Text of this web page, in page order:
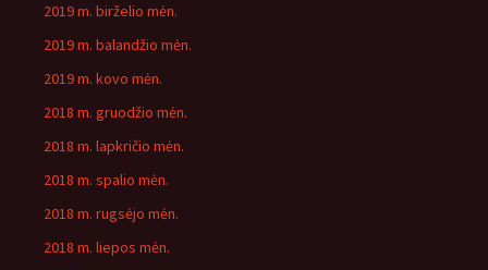
2019 m. birželio mėn.
2019 m. balandžio mėn.
2019 m. kovo mėn.
2018 m. gruodžio mėn.
2018 m. lapkričio mėn.
2018 m. spalio mėn.
2018 m. rugsėjo mėn.
2018 m. liepos mėn.